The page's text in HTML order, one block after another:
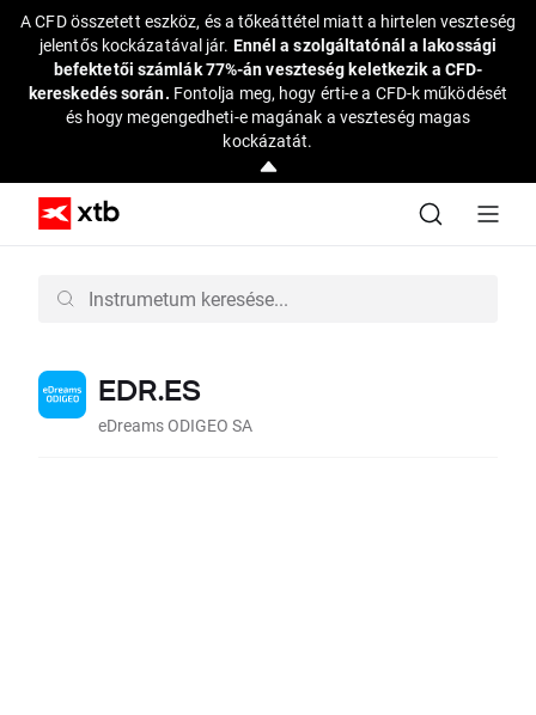
A CFD összetett eszköz, és a tőkeáttétel miatt a hirtelen veszteség
jelentős kockázatával jár. Ennél a szolgáltatónál a lakossági
befektetői számlák 77%-án veszteség keletkezik a CFD-
kereskedés során. Fontolja meg, hogy érti-e a CFD-k működését
és hogy megengedheti-e magának a veszteség magas
kockázatát.
EDR.ES
eDreams ODIGEO SA